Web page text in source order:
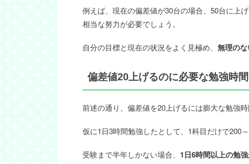
例えば、現在の偏差値が30台の場合、50台に上
相当な努力が必要でしょう。
自分の目標と現在の状況をよく見極め、 無理の
偏差値20上げるのに必要な勉強時間
前述の通り、偏差値を20上げるには膨大な勉強時
仮に1日3時間勉強したとして、1科目だけで200
受験まで半年しかない場合、 1日6時間以上の勉